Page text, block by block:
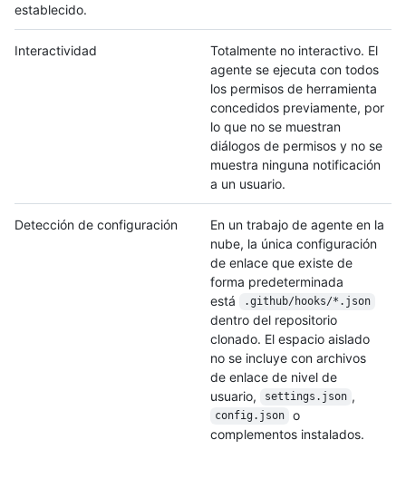
establecido.
Interactividad
Totalmente no interactivo. El
agente se ejecuta con todos
los permisos de herramienta
concedidos previamente, por
lo que no se muestran
diálogos de permisos y no se
muestra ninguna notificación
a un usuario.
Detección de configuración
En un trabajo de agente en la
nube, la única configuración
de enlace que existe de
forma predeterminada
está
.github/hooks/*.json
dentro del repositorio
clonado. El espacio aislado
no se incluye con archivos
de enlace de nivel de
usuario,
settings.json ,
config.json
o
complementos instalados.